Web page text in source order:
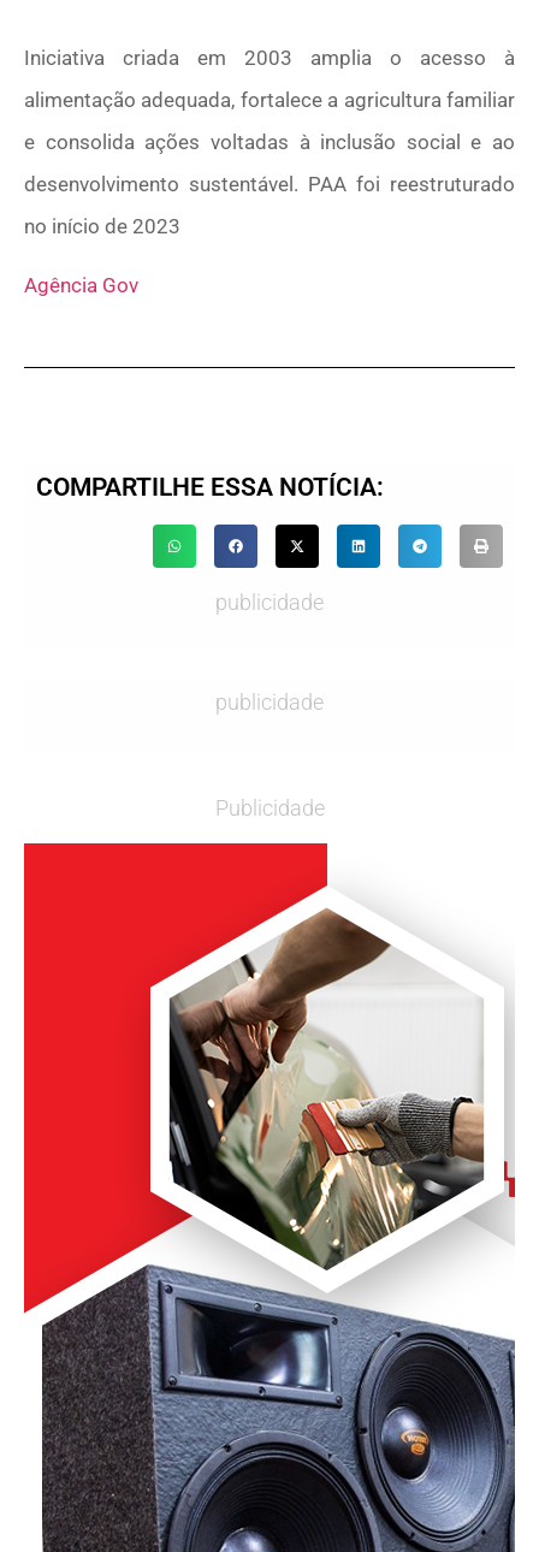
Iniciativa criada em 2003 amplia o acesso à
alimentação adequada, fortalece a agricultura familiar
e consolida ações voltadas à inclusão social e ao
desenvolvimento sustentável. PAA foi reestruturado
no início de 2023
Agência Gov
COMPARTILHE ESSA NOTÍCIA:
publicidade
publicidade
Publicidade